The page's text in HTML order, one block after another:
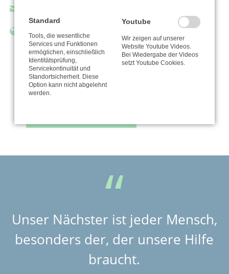
http://www.fcso.de
Zur Organisation
Unser Nächster ist jeder Mensch,
besonders der, der unsere Hilfe
braucht.
Standard
Tools, die wesentliche
Services und Funktionen
ermöglichen, einschließlich
Identitätsprüfung,
Servicekontinuität und
Standortsicherheit. Diese
Option kann nicht abgelehnt
werden.
Youtube
Wir zeigen auf unserer
Website Youtube Videos.
Bei Wiedergabe der Videos
setzt Youtube Cookies.